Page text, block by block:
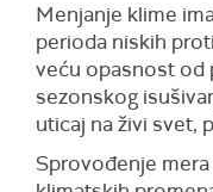
Menjanje klime
perioda niskih
veću opasnost od
sezonskog
uticaj na živi svet,
Sprovođenje